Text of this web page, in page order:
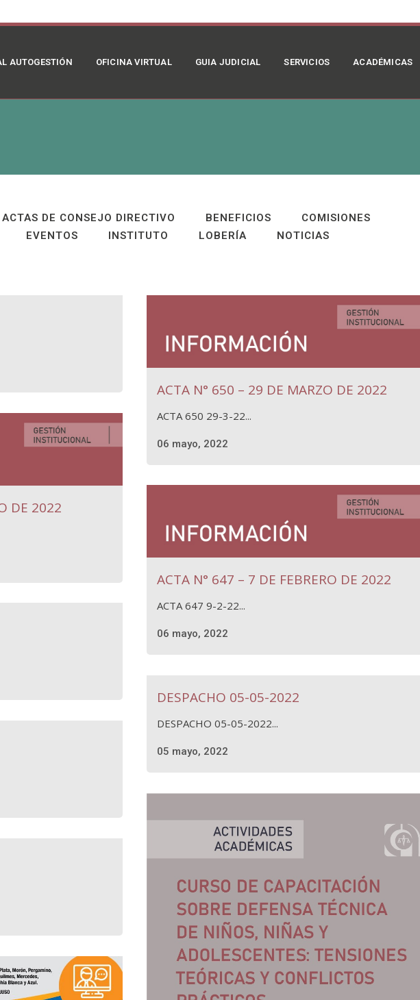
AUTOGESTIÓN OFICINA VIRTUAL GUIA JUDICIAL SERVICIOS ACADÉMICAS
ACTAS DE CONSEJO DIRECTIVO BENEFICIOS
COMISIONES
EVENTOS INSTITUTO LOBERÍA
NOTICIAS
ACTA N° 650 – 29 DE MARZO DE 2022
ACTA 650 29-3-22...
06 mayo, 2022
DE 2022
ACTA N° 647 – 7 DE FEBRERO DE 2022
ACTA 647 9-2-22...
06 mayo, 2022
DESPACHO 05-05-2022
DESPACHO 05-05-2022...
05 mayo, 2022